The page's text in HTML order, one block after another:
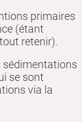
primaires
(étant
retenir).
sédimentations
se sont
via la